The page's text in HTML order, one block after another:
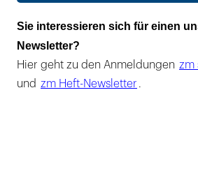
Sie interessieren sich für einen
Newsletter?
Hier geht zu den Anmeldungen zm
und zm Heft-Newsletter .